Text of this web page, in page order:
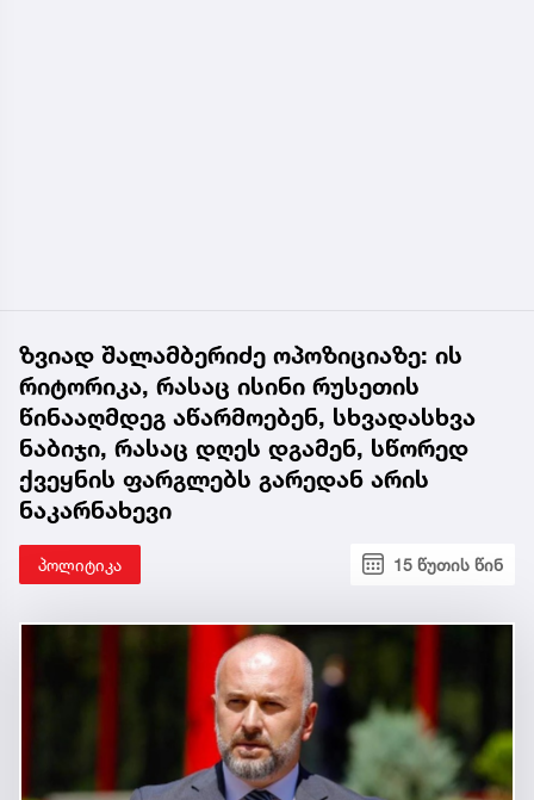
ზვიად შალამბერიძე ოპოზიციაზე: ის
რიტორიკა, რასაც ისინი რუსეთის
წინააღმდეგ აწარმოებენ, სხვადასხვა
ნაბიჯი, რასაც დღეს დგამენ, სწორედ
ქვეყნის ფარგლებს გარედან არის
ნაკარნახევი
პოლიტიკა 15 წუთის წინ